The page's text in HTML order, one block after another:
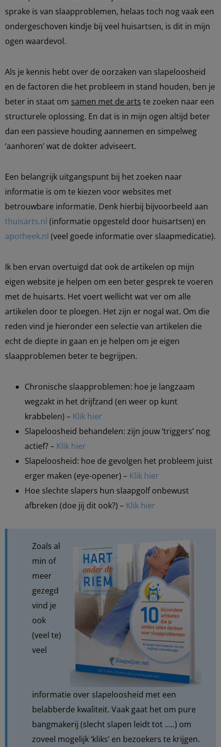
sprake is van slaapproblemen, helaas toch nog vaak een
ondergeschoven kindje bij veel huisartsen, is dit in mijn
ogen waardevol.
Als je kennis hebt over de oorzaken van slapeloosheid
en de factoren die het probleem in stand houden, ben je
beter in staat om samen met de arts te zoeken naar een
structurele oplossing. En dat is in mijn ogen altijd beter
dan een passieve houding aannemen en simpelweg
‘aanhoren’ wat de dokter adviseert.
Een belangrijk uitgangspunt bij het zoeken naar
informatie is om te kiezen voor websites met
betrouwbare informatie. Denk hierbij bijvoorbeeld aan
thuisarts.nl (informatie opgesteld door huisartsen) en
apotheek.nl (veel goede informatie over slaapmedicatie).
Ik ben ervan overtuigd dat ook de artikelen op mijn
eigen website je helpen om een beter gesprek te voeren
met de huisarts. Het voert wellicht wat ver om alle
artikelen door te ploegen. Het zijn er nogal wat. Om die
reden vind je hieronder een selectie van artikelen die
echt de diepte in gaan en je helpen om je eigen
slaapproblemen beter te begrijpen.
Chronische slaapproblemen: hoe je langzaam
wegzakt in het drijfzand (en weer op kunt
krabbelen) – Klik hier
Slapeloosheid behandelen: zijn jouw ‘triggers’ nog
actief? – Klik hier
Slapeloosheid: hoe de gevolgen het probleem juist
erger maken (eye-opener) – Klik hier
Hoe slechte slapers hun slaapgolf onbewust
afbreken (doe jij dit ook?) – Klik hier
Zoals al
min of
meer
gezegd
vind je
ook
(veel te)
veel
informatie over slapeloosheid met een
belabberde kwaliteit. Vaak gaat het om pure
bangmakerij (slecht slapen leidt tot …..) om
zoveel mogelijk ‘kliks’ en bezoekers te krijgen.